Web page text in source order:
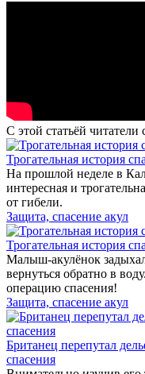
С этой статьёй
Трогательная история
На прошлой неделе в
интересная и
от гибели.
Защита, спасение акул
Трогательная история
Малыш-акулёнок
вернуться обратно в
операцию спасения!
Защита, спасение акул
Британец перепутал
спасения